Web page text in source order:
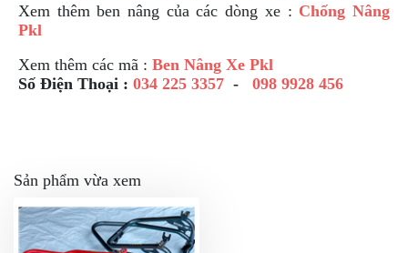
Xem thêm ben nâng của các dòng xe : Chống Nâng
Pkl
Xem thêm các mã : Ben Nâng Xe Pkl
Số Điện Thoại : 034 225 3357 - 098 9928 456
Sản phẩm vừa xem